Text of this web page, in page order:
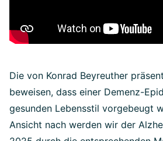
Die von Konrad Beyreuther
beweisen, dass einer Demenz-
gesunden Lebensstil vorgebeugt
Ansicht nach werden wir der